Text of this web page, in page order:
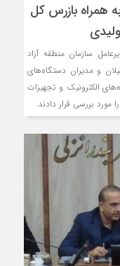
همراه بازرس كل
سازمان منطقه آزاد
و مدیران دستگاه‌های
الکترونیک و تجهیزات
بررسی قرار دادند.